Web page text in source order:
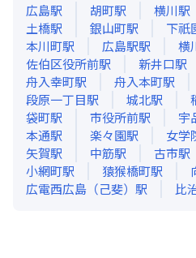
広島駅 胡町駅 横川駅
土橋駅 銀山町駅 下祇
本川町駅 広島駅駅 横
佐伯区役所前駅 新井口駅
舟入幸町駅 舟入本町駅
段原一丁目駅 城北駅
袋町駅 市役所前駅 宇
本通駅 楽々園駅 女学
矢賀駅 中筋駅 古市駅
小網町駅 猿猴橋町駅
広電西広島（己斐） 駅 比